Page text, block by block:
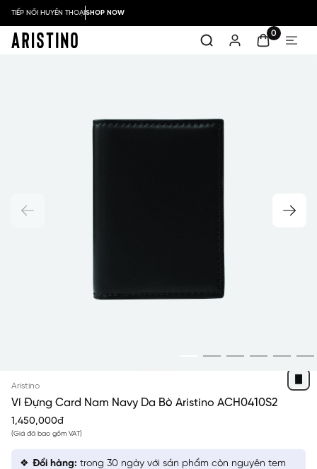
TIẾP NỐI HUYỀN THOẠISHOP NOW
0
Aristino
Ví Đựng Card Nam Navy Da Bò Aristino ACH0410S2
1,450,000đ
(Giá đã bao gồm VAT)
Đổi hàng: trong 30 ngày với sản phẩm còn nguyên tem